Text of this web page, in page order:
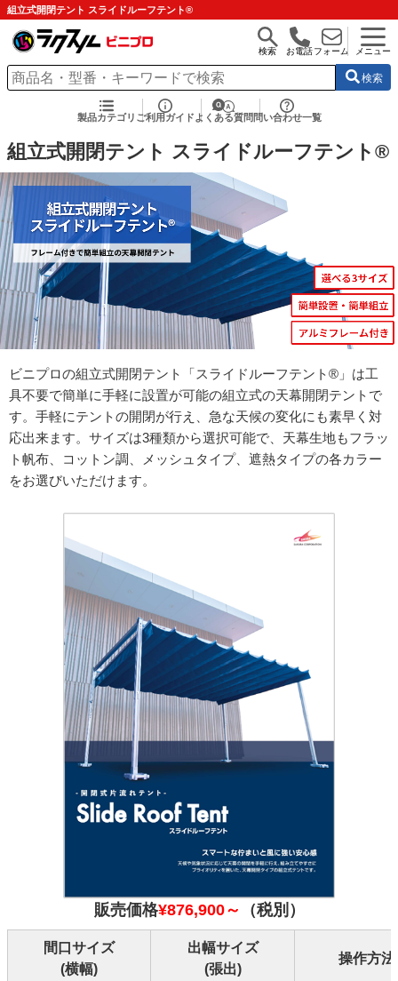
組立式開閉テント スライドルーフテント®
検索 お電話フォーム メニュー
検索
製品カテゴリ ご利用ガイド よくある質問 問い合わせ一覧
組立式開閉テント スライドルーフテント®
ビニプロの組立式開閉テント「スライドルーフテント®」は工
具不要で簡単に手軽に設置が可能の組立式の天幕開閉テントで
す。手軽にテントの開閉が行え、急な天候の変化にも素早く対
応出来ます。サイズは3種類から選択可能で、天幕生地もフラッ
ト帆布、コットン調、メッシュタイプ、遮熱タイプの各カラー
をお選びいただけます。
販売価格¥876,900～ （税別）
間口サイズ
(横幅)
出幅サイズ
(張出)
操作方法